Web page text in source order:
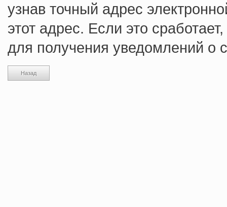
узнав точный адрес
этот адрес. Если это
для получения уведомлений
Назад